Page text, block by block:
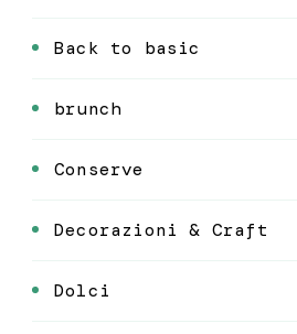
Back to basic
brunch
Conserve
Decorazioni & Craft
Dolci